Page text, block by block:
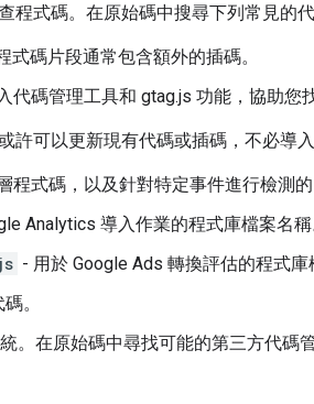
程式碼。在原始碼中搜尋下列常見的
式碼片段通常包含額外的插碼。
代碼管理工具和 gtag.js 功能，協助您
許可以更新現有代碼或插碼，不必導入
程式碼，以及針對特定事件進行檢測的
Analytics 導入作業的程式庫檔案名稱
- 用於 Google Ads 轉換評估的程式庫
。
。在原始碼中尋找可能的第三方代碼